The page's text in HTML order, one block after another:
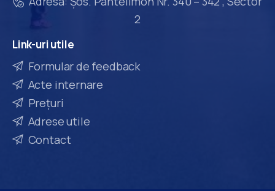
2
Link-uriutile
Formular de feedback
Acte internare
Prețuri
Adrese utile
Contact